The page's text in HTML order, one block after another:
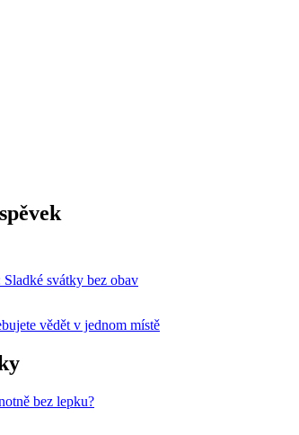
svátky bez obav
vědět v jednom místě